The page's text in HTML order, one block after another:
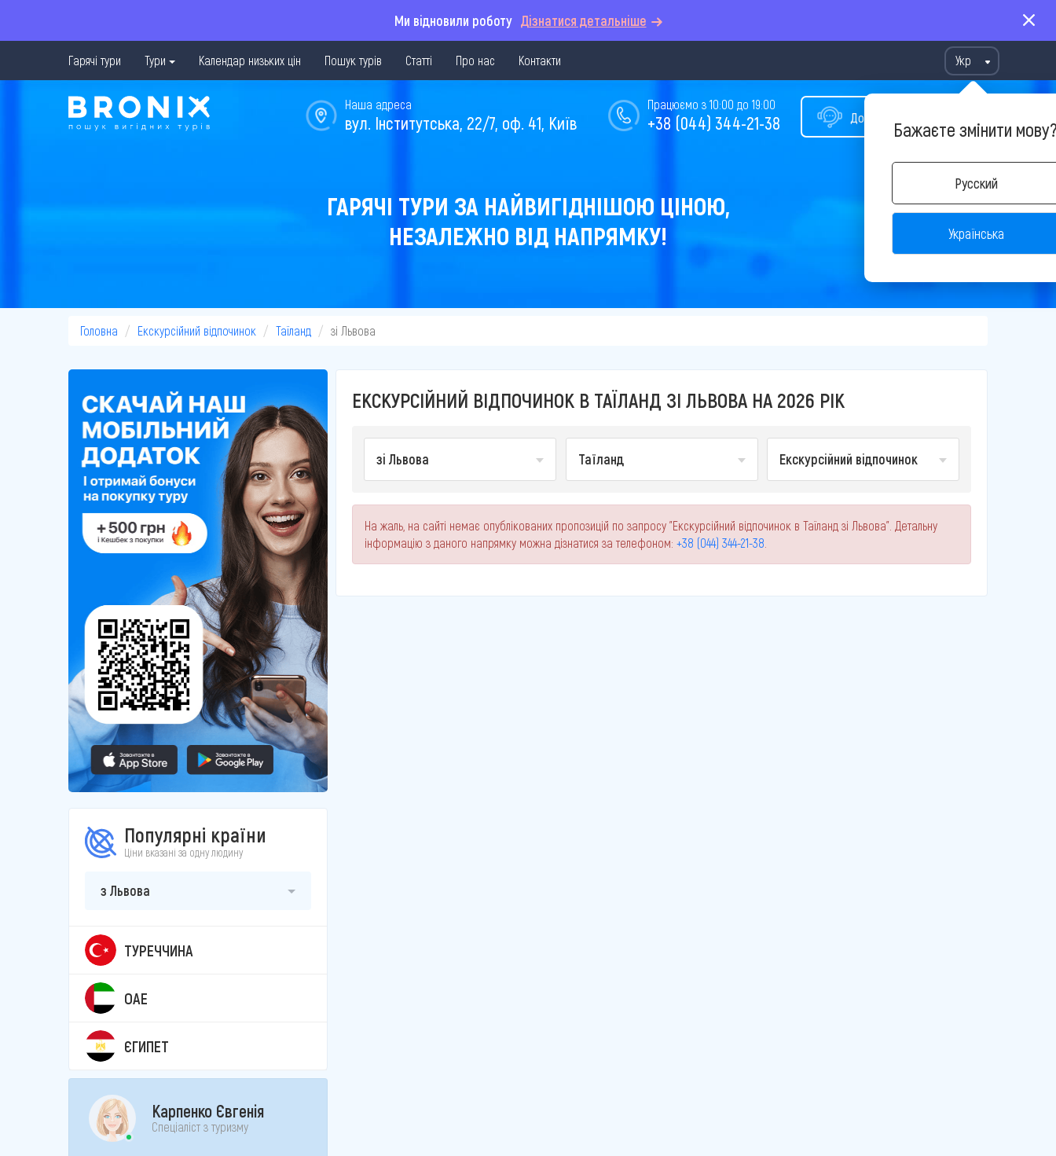
Ми відновили роботу Дізнатися детальніше
Гарячі тури Тури Календар низьких цін Пошук турів Статті Про нас Контакти Укр
Бажаєте змінити
Русский
Українська
Допомога у виборі туру
Працюємо з 10:00 до 19:00
+38 (044) 344-21-38
Наша адреса
вул. Інститутська, 22/7, оф. 41, Київ
ГАРЯЧІ ТУРИ ЗА НАЙВИГІДНІШОЮ ЦІНОЮ,
НЕЗАЛЕЖНО ВІД НАПРЯМКУ!
Головна Екскурсійний відпочинок Таїланд зі Львова
Популярні країни
Ціни вказані за одну людину
з Львова
ТУРЕЧЧИНА
ОАЕ
ЄГИПЕТ
Карпенко Євгенія
Спеціаліст з туризму
ЕКСКУРСІЙНИЙ ВІДПОЧИНОК В ТАЇЛАНД ЗІ ЛЬВОВА НА 2026 РІК
зі Львова Таїланд Екскурсійний відпочинок
На жаль, на сайті немає опублікованих пропозицій по запросу "Екскурсійний відпочинок в Таїланд зі Львова". Детальну
інформацію з даного напрямку можна дізнатися за телефоном: +38 (044) 344-21-38